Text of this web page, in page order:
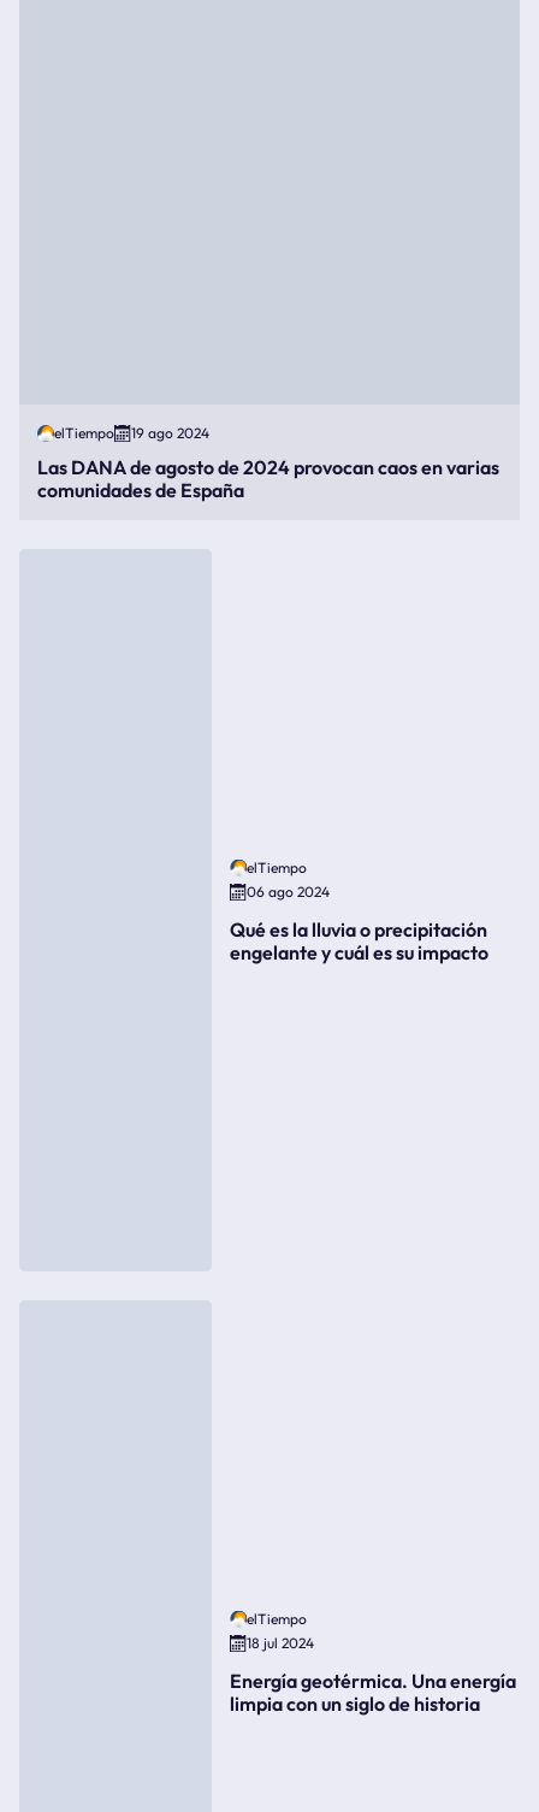
elTiempo 19 ago 2024
Las DANA de agosto de 2024 provocan caos en varias
comunidades de España
elTiempo
06 ago 2024
Qué es la lluvia o precipitación
engelante y cuál es su impacto
elTiempo
18 jul 2024
Energía geotérmica. Una energía
limpia con un siglo de historia